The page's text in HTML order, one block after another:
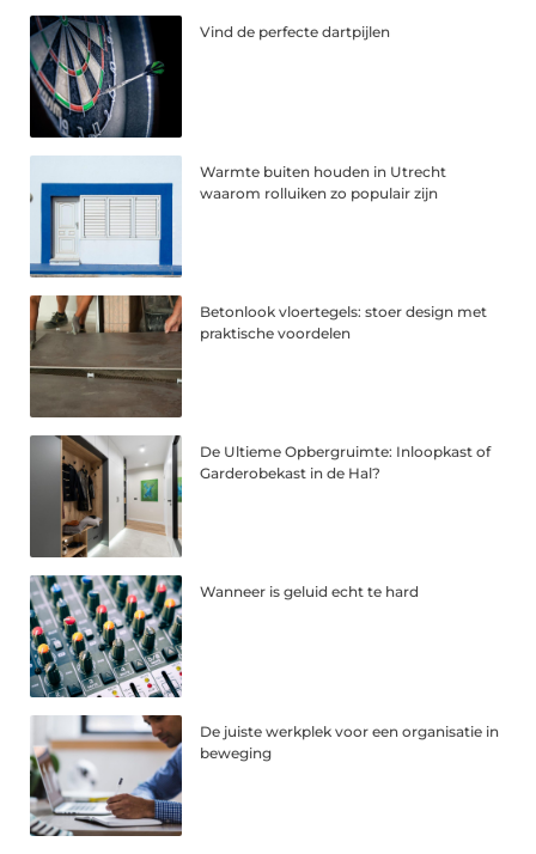
Vind de perfecte dartpijlen
Warmte buiten houden in Utrecht
waarom rolluiken zo populair zijn
Betonlook vloertegels: stoer design met
praktische voordelen
De Ultieme Opbergruimte: Inloopkast of
Garderobekast in de Hal?
Wanneer is geluid echt te hard
De juiste werkplek voor een organisatie in
beweging